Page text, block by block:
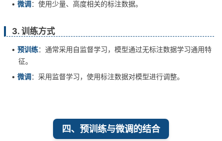
• 微调：使用少量、高度相关的标注数据。
3. 训练方式
• 预训练：通常采用自监督学习，模型通过无标注数据学习通用特
征。
• 微调：采用监督学习，使用标注数据对模型进行调整。
四、预训练与微调的结合